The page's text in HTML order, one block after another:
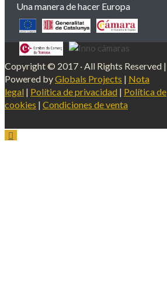
Una manera de hacer Europa
Copyright © 2017 · All Rights Reserved |
Powered byGlobals Projects | Nota
legal | Política de privacidad | Política de
cookies | Condiciones de venta